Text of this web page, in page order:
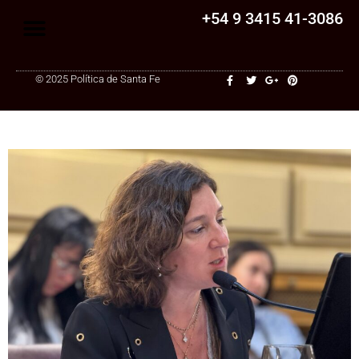
+54 9 3415 41-3086
© 2025 Política de Santa Fe